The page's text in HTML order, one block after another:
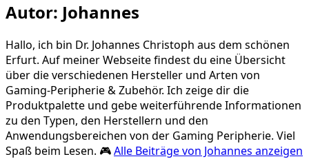
Autor: Johannes
Hallo, ich bin Dr. Johannes Christoph aus dem schönen
Erfurt. Auf meiner Webseite findest du eine Übersicht
über die verschiedenen Hersteller und Arten von
Gaming-Peripherie & Zubehör. Ich zeige dir die
Produktpalette und gebe weiterführende Informationen
zu den Typen, den Herstellern und den
Anwendungsbereichen von der Gaming Peripherie. Viel
Spaß beim Lesen. 🎮Alle Beiträge von Johannes anzeigen